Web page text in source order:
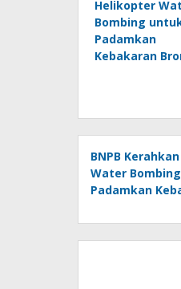
Helikopter
Bombing
Padamkan
Kebakaran
BNPB
Water
Padamkan